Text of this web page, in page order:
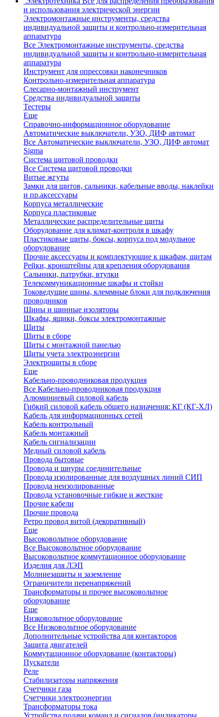
и использования электрической энергии
Электромонтажные инструменты, средства
индивидуальной защиты и контрольно-измерительная
аппаратура
Все Электромонтажные инструменты, средства
индивидуальной защиты и контрольно-измерительная
аппаратура
Инструмент для опрессовки наконечников
Контрольно-измерительная аппаратура
Слесарно-монтажный инструмент
Средства индивидуальной защиты
Тестеры
Еще
Справочно-информационное оборудование
Автоматические выключатели, УЗО, ДИФ автомат
Все Автоматические выключатели, УЗО, ДИФ автомат
Sigma
Система щитовой проводки
Все Система щитовой проводки
Витые жгуты
Замки для щитов, сальники, кабельные вводы, наклейки
и пр.аксессуары
Корпуса металлические
Корпуса пластиковые
Металлические распределительные щиты
Оборудование для климат-контроля в шкафу
Пластиковые щиты, боксы, корпуса под модульное
оборудование
Прочие аксессуары и комплектующие к шкафам, щитам
Рейки, кронштейны для крепления оборудования
Сальники, патрубки, втулки
Телекоммуникационные шкафы и стойки
Токоведущие шины, клеммные блоки для подключения
проводников
Шины и шинные изоляторы
Шкафы, ящики, боксы электромонтажные
Щиты
Щиты в сборе
Щиты с монтажной панелью
Щиты учета электроэнергии
Электрощиты в сборе
Еще
Кабельно-проводниковая продукция
Все Кабельно-проводниковая продукция
Алюминиевый силовой кабель
Гибкий силовой кабель общего назначения: КГ (КГ-ХЛ)
Кабель для информационных сетей
Кабель контрольный
Кабель монтажный
Кабель сигнализации
Медный силовой кабель
Провода бытовые
Провода и шнуры соединительные
Провода изолированные для воздушных линий СИП
Провода неизолированные
Провода установочные гибкие и жесткие
Прочие кабели
Прочие провода
Ретро провод витой (декоративный)
Еще
Высоковольтное оборудование
Все Высоковольтное оборудование
Высоковольтное коммутационное оборудование
Изделия для ЛЭП
Молниезащиты и заземление
Ограничители перенапряжений
Трансформаторы и прочее высоковольтное
оборудование
Еще
Низковольтное оборудование
Все Низковольтное оборудование
Дополнительные устройства для контакторов
Защита двигателей
Коммутационное оборудование (контакторы)
Пускатели
Реле
Стабилизаторы напряжения
Счетчики газа
Счетчики электроэнергии
Трансформаторы тока
Устройства подачи команд и сигналов (индикаторы,